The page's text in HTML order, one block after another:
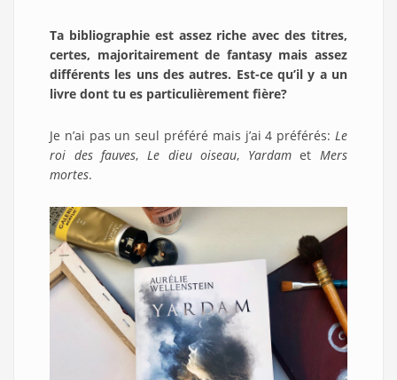
Ta bibliographie est assez riche avec des titres,
certes, majoritairement de fantasy mais assez
différents les uns des autres. Est-ce qu’il y a un
livre dont tu es particulièrement fière?
Je n’ai pas un seul préféré mais j’ai 4 préférés: Le
roi des fauves, Le dieu oiseau, Yardamet Mers
mortes.